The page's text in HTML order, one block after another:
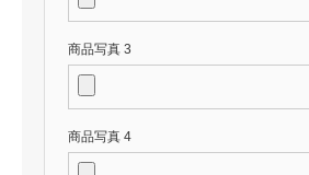
商品写真 3
商品写真 4